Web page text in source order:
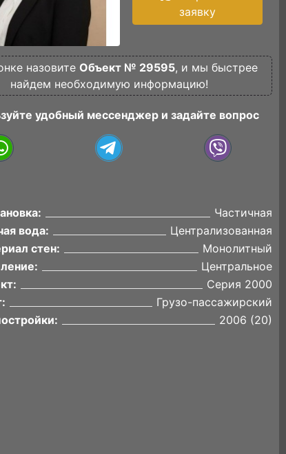
заявку
назовите Объект № 29595, и мы быстрее
найдем необходимую информацию!
удобный мессенджер и задайте вопрос
Частичная
вода:
Централизованная
стен:
Монолитный
Центральное
Серия 2000
Грузо-пассажирский
2006 (20)